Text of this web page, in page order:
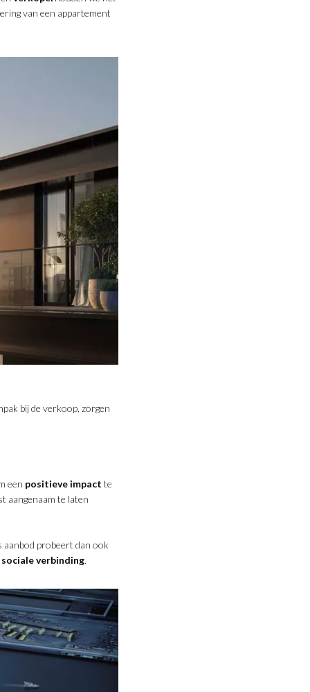
van een appartement
bij de verkoop, zorgen
een positieve impact te
aangenaam te laten
aanbod probeert dan ook
sociale verbinding.